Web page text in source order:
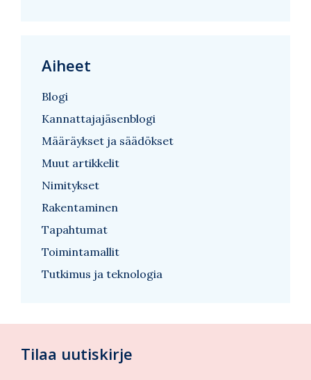
Aiheet
Blogi
Kannattajajäsenblogi
Määräykset ja säädökset
Muut artikkelit
Nimitykset
Rakentaminen
Tapahtumat
Toimintamallit
Tutkimus ja teknologia
Tilaa uutiskirje